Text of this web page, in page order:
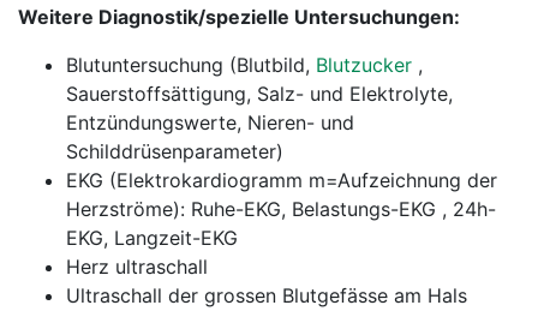
Weitere Diagnostik/spezielle Untersuchungen:
Blutuntersuchung (Blutbild, Blutzucker ,
Sauerstoffsättigung, Salz- und Elektrolyte,
Entzündungswerte, Nieren- und
Schilddrüsenparameter)
EKG (Elektrokardiogramm m=Aufzeichnung der
Herzströme): Ruhe-EKG, Belastungs-EKG , 24h-
EKG, Langzeit-EKG
Herz ultraschall
Ultraschall der grossen Blutgefässe am Hals